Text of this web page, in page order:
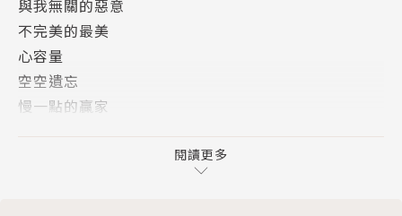
有些話再也不敢說，只能在小帳裡說；
有些痛苦再也無法釋放，感覺自己不斷撞牆；
有些心情再也不能吐露，只能隱藏直到失去了自己……
│如果生活可以回歸簡單，心念可以回歸初衷，
│躲起來，是為了遇見更好的自己。
與我無關的惡意
不完美的最美
心容量
空空遺忘
慢一點的贏家
閱讀更多